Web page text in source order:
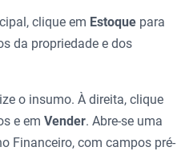
clique em Estoque para
da propriedade e dos
o insumo. À direita, clique
e em Vender. Abre-se uma
Financeiro, com campos pré-